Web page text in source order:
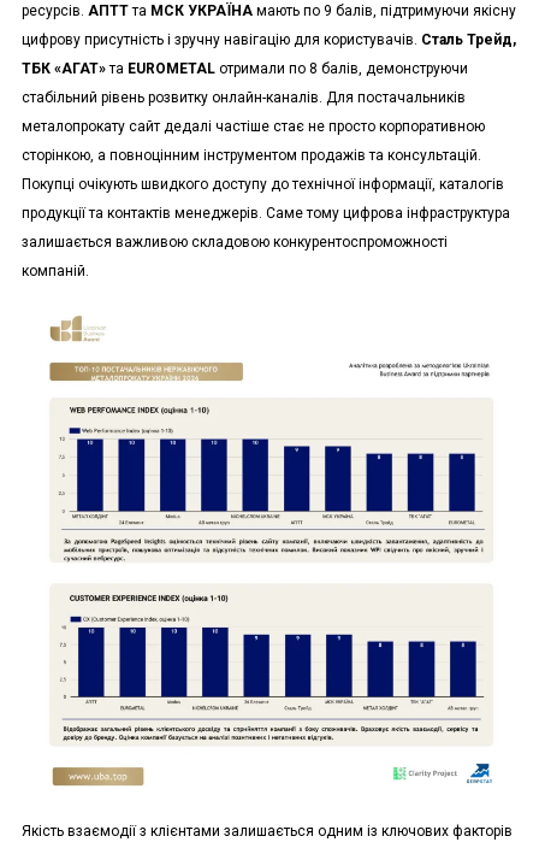
ресурсів. АПТТта МСК УКРАЇНА мають по 9 балів, підтримуючи якісну
цифрову присутність і зручну навігацію для користувачів. Сталь Трейд,
ТБК «АГАТ»та EUROMETAL отримали по 8 балів, демонструючи
стабільний рівень розвитку онлайн-каналів. Для постачальників
металопрокату сайт дедалі частіше стає не просто корпоративною
сторінкою, а повноцінним інструментом продажів та консультацій.
Покупці очікують швидкого доступу до технічної інформації, каталогів
продукції та контактів менеджерів. Саме тому цифрова інфраструктура
залишається важливою складовою конкурентоспроможності
компаній.
Якість взаємодії з клієнтами залишається одним із ключових факторів